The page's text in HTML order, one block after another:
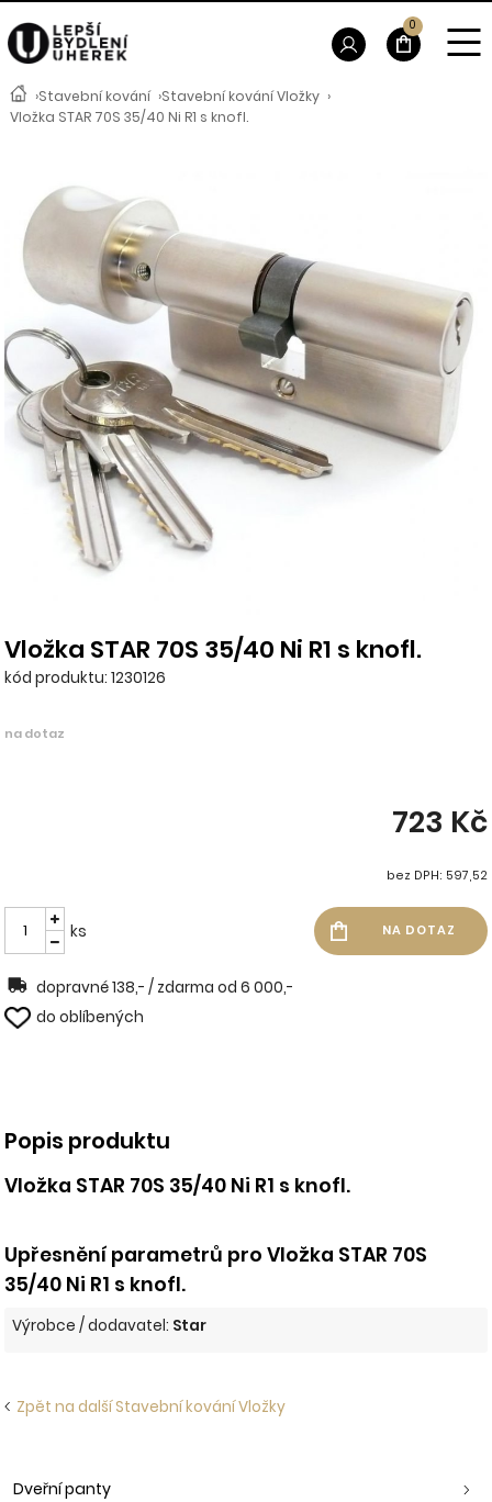
›Stavební kování ›Stavební kování Vložky ›
Vložka STAR 70S 35/40 Ni R1 s knofl.
Vložka STAR 70S 35/40 Ni R1 s knofl.
kód produktu: 1230126
na dotaz
723 Kč
bez DPH: 597,52
ks
dopravné 138,- / zdarma od 6 000,-
do oblíbených
Popis produktu
Vložka STAR 70S 35/40 Ni R1 s knofl.
Upřesnění parametrů pro Vložka STAR 70S
35/40 Ni R1 s knofl.
Výrobce / dodavatel: Star
Zpět na další Stavební kování Vložky
Dveřní panty
0